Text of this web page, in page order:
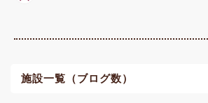
施設一覧（ブログ数）